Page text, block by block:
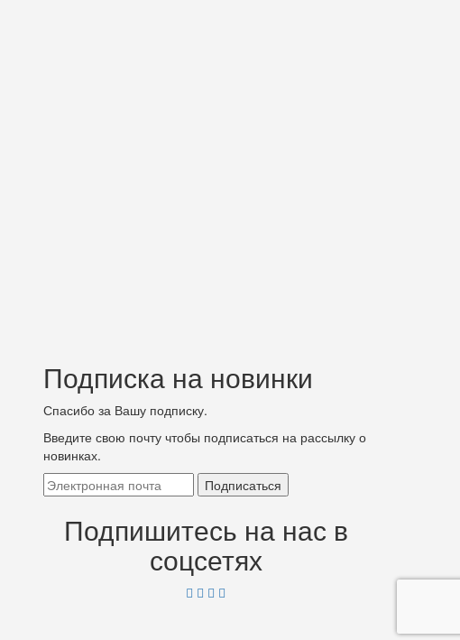
Подписка на новинки
Спасибо за Вашу подписку.
Введите свою почту чтобы подписаться на рассылку о
новинках.
Подпишитесь на нас в
соцсетях